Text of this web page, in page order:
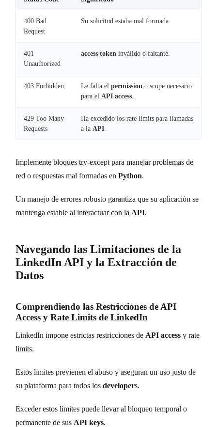
400 Bad
Request
Su solicitud estaba mal formada.
401
Unauthorized
access token inválido o faltante.
403 Forbidden Le falta el permission o scope necesario
para el API access
429 Too Many
Requests
Ha excedido los rate limits para llamadas
a la API
Implemente bloques try-except para manejar problemas de
red o respuestas mal formadas en Python.
Un manejo de errores robusto garantiza que su aplicación se
mantenga estable al interactuar con la API.
Navegando las Limitaciones de la
LinkedIn API y la Extracción de
Datos
Comprendiendo las Restricciones de API
Access y Rate Limits de LinkedIn
LinkedIn impone estrictas restricciones de API access y rate
limits.
Estos límites previenen el abuso y aseguran un uso justo de
su plataforma para todos los developers.
Exceder estos límites puede llevar al bloqueo temporal o
permanente de sus API keys.